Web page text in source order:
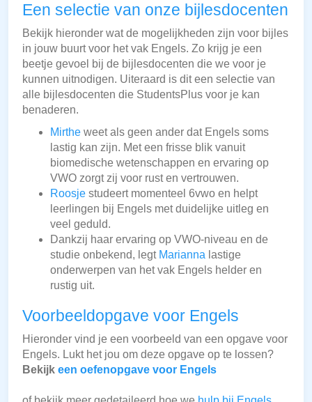
Een selectie van onze bijlesdocenten
Bekijk hieronder wat de mogelijkheden zijn voor bijles
in jouw buurt voor het vak Engels. Zo krijg je een
beetje gevoel bij de bijlesdocenten die we voor je
kunnen uitnodigen. Uiteraard is dit een selectie van
alle bijlesdocenten die StudentsPlus voor je kan
benaderen.
Mirthe weet als geen ander dat Engels soms
lastig kan zijn. Met een frisse blik vanuit
biomedische wetenschappen en ervaring op
VWO zorgt zij voor rust en vertrouwen.
Roosje studeert momenteel 6vwo en helpt
leerlingen bij Engels met duidelijke uitleg en
veel geduld.
Dankzij haar ervaring op VWO-niveau en de
studie onbekend, legt Marianna lastige
onderwerpen van het vak Engels helder en
rustig uit.
Voorbeeldopgave voor Engels
Hieronder vind je een voorbeeld van een opgave voor
Engels. Lukt het jou om deze opgave op te lossen?
Bekijk een oefenopgave voor Engels